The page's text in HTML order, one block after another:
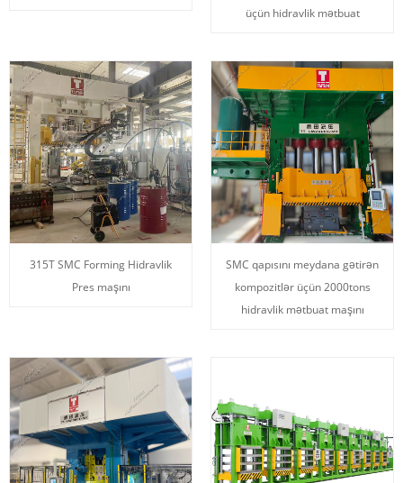
üçün hidravlik mətbuat
315T SMC Forming Hidravlik
Pres maşını
SMC qapısını meydana gətirən
kompozitlər üçün 2000tons
hidravlik mətbuat maşını